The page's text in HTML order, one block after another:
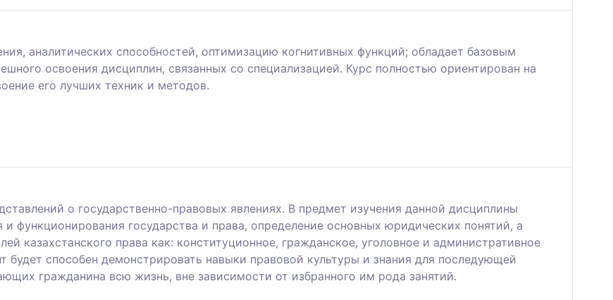
аналитических способностей, оптимизацию когнитивных функций; обладает базовым
освоения дисциплин, связанных со специализацией. Курс полностью ориентирован на
его лучших техник и методов.
о государственно-правовых явлениях. В предмет изучения данной дисциплины
и функционирования государства и права, определение основных юридических понятий, а
казахстанского права как: конституционное, гражданское, уголовное и административное
будет способен демонстрировать навыки правовой культуры и знания для последующей
гражданина всю жизнь, вне зависимости от избранного им рода занятий.